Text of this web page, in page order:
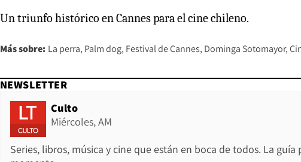
Un triunfo histórico en Cannes para el cine chileno.
Más sobre: La perra Palm dog Festival de Cannes Dominga Sotomayor
NEWSLETTER
Culto
Miércoles, AM
Series, libros, música y cine que están en boca de todos. La